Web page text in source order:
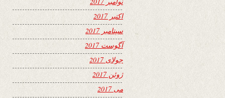
اکتبر 2017
سپتامبر 2017
آگوست 2017
جولای 2017
ژوئن 2017
می 2017